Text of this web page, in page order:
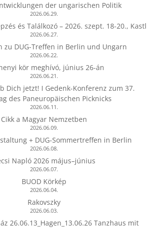
der ungarischen Politik
2026.06.29.
és Találkozó – 2026. szept. 18-20., Kastl
2026.06.27.
zu DUG-Treffen in Berlin und Ungarn
2026.06.22.
kör meghívó, június 26-án
2026.06.21.
Dich jetzt! I Gedenk-Konferenz zum 37.
des Paneuropäischen Picknicks
2026.06.11.
Cikk a Magyar Nemzetben
2026.06.09.
+ DUG-Sommertreffen in Berlin
2026.06.08.
Napló 2026 május–június
2026.06.07.
BUOD Körkép
2026.06.04.
Rakovszky
2026.06.03.
26.06.13_Hagen_13.06.26 Tanzhaus mit